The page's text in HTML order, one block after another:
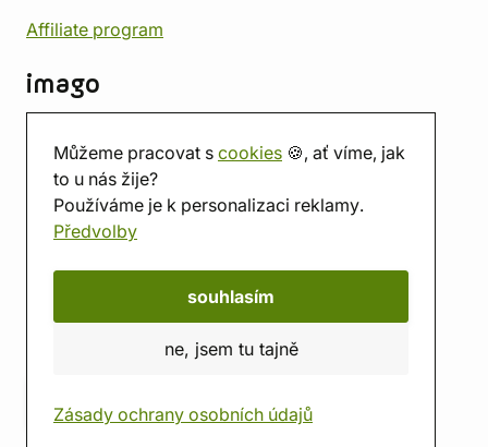
Můžeme pracovat s cookies 🍪, ať víme, jak
to u nás žije?
Používáme je k personalizaci reklamy.
Předvolby
souhlasím
ne, jsem tu tajně
Zásady ochrany osobních údajů
Affiliate program
imago
Prodejna
Herna
O nás
Hodnocení obchodu